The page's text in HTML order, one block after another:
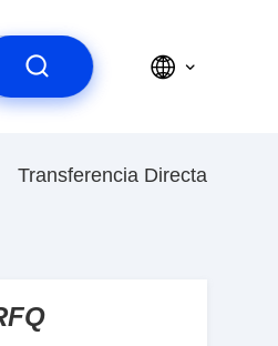
Transferencia Directa